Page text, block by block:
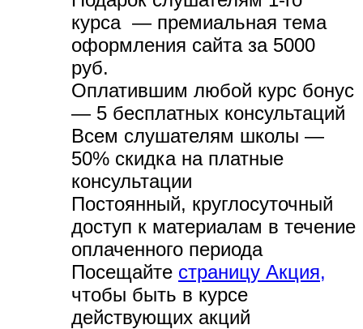
курса — премиальная тема
оформления сайта за 5000
руб.
Оплатившим любой курс бонус
— 5 бесплатных консультаций
Всем слушателям школы —
50% скидка на платные
консультации
Постоянный, круглосуточный
доступ к материалам в течение
оплаченного периода
Посещайте страницу Акция,
чтобы быть в курсе
действующих акций